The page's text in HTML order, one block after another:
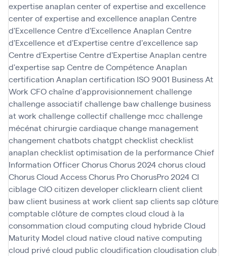
expertise anaplan center of expertise and excellence
center of expertise and excellence anaplan Centre
d'ExcellenceCentre d'Excellence Anaplan Centre
d'Excellence et d'Expertisecentre d'excellence sap
Centre d'ExpertiseCentre d'Expertise Anaplan centre
d'expertise sap Centre de Compétence Anaplan
certification Anaplan certification ISO 9001 Business At
Work CFOchaîne d'approvisionnementchallenge
challenge associatifchallenge bawchallenge business
at work challenge collectifchallenge mcc challenge
mécénat chirurgie cardiaquechange management
changementchatbotschatgptchecklistchecklist
anaplan checklist optimisation de la performanceChief
Information OfficerChorusChorus 2024chorus cloud
Chorus Cloud AccessChorus ProChorusPro 2024CI
ciblageCIOcitizen developerclicklearn clientclient
bawclient business at work client sap clients sap clôture
comptableclôture de comptescloud cloud à la
consommation cloud computing cloud hybrideCloud
Maturity Model cloud nativecloud native computing
cloud privécloud public cloudification cloudisation club